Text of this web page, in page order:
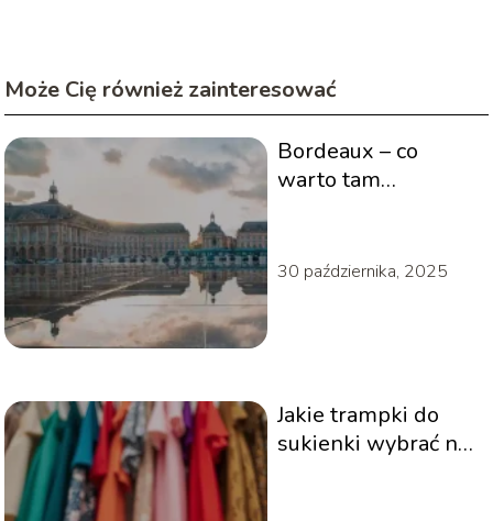
Może Cię również zainteresować
Bordeaux – co
warto tam
30 października, 2025
Jakie trampki do
sukienki wybrać na